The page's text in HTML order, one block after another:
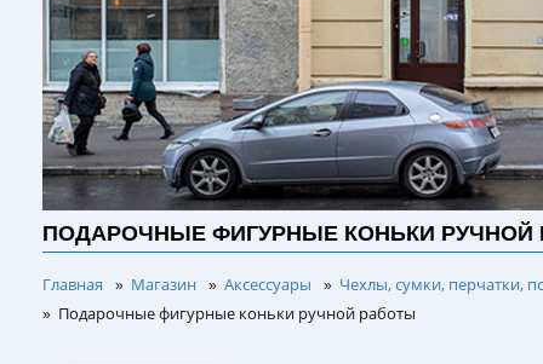
ПОДАРОЧНЫЕ ФИГУРНЫЕ КОНЬКИ РУЧНОЙ
Главная » Магазин » Аксессуары » Чехлы, сумки, перчатки,
» Подарочные фигурные коньки ручной работы